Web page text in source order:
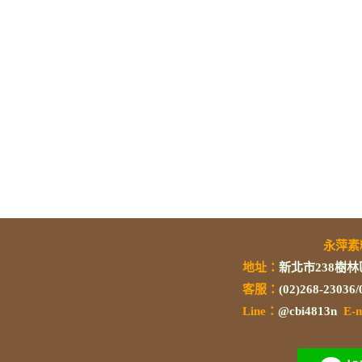
永萍
地址： 新北市238樹
客服： (02)268-
Line： @cbi4813n E-